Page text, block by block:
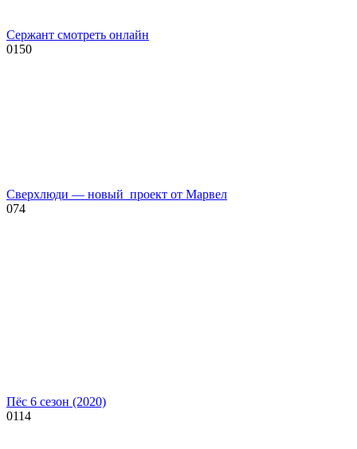
Сержант смотреть онлайн
0150
Сверхлюди — новый проект от Марвел
074
Пёс 6 сезон (2020)
0114